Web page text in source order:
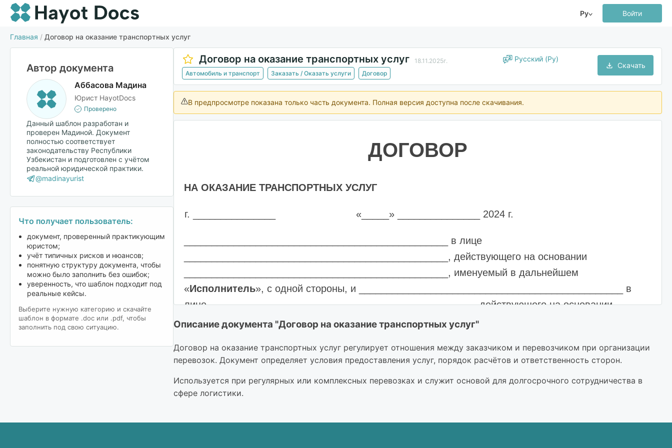
Ру Войти
Главная / Договор на оказание транспортных услуг
Автор документа
Аббасова Мадина
Юрист HayotDocs
Проверено
Данный шаблон разработан и
проверен Мадиной. Документ
полностью соответствует
законодательству Республики
Узбекистан и подготовлен с учётом
реальной юридической практики.
@madinayurist
Что получает пользователь:
документ, проверенный практикующим
юристом;
учёт типичных рисков и нюансов;
понятную структуру документа, чтобы
можно было заполнить без ошибок;
уверенность, что шаблон подходит под
реальные кейсы.
Выберите нужную категорию и скачайте
шаблон в формате .doc или .pdf, чтобы
заполнить под свою ситуацию.
Договор на оказание транспортных услуг 18.11.2025г. Русский (Ру)
Автомобиль и транспорт Заказать / Оказать услуги Договор
Скачать
В предпросмотре показана только часть документа. Полная версия доступна после скачивания.
ДОГОВОР
НА ОКАЗАНИЕ ТРАНСПОРТНЫХ УСЛУГ
г. _______________ «_____» _______________ 2024 г.
________________________________________________ в лице
________________________________________________, действующего на основании
________________________________________________, именуемый в дальнейшем
«Исполнитель», с одной стороны, и ________________________________________________ в
лице ________________________________________________, действующего на основании
________________________________________________, именуемый в дальнейшем «
дальнейшем «Договор», о нижеследующем:
1. ПРЕДМЕТ ДОГОВОРА
по организации перевозки вещей (груза) Заказчика в связи с переездом последнего на новое
Описание документа "Договор на оказание транспортных услуг"
Договор на оказание транспортных услуг регулирует отношения между заказчиком и перевозчиком при организации
перевозок. Документ определяет условия предоставления услуг, порядок расчётов и ответственность сторон.
Используется при регулярных или комплексных перевозках и служит основой для долгосрочного сотрудничества в
сфере логистики.